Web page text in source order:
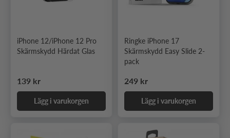
iPhone 12/iPhone 12 Pro
Skärmskydd Härdat Glas
Ordinarie pris
139 kr
Lägg i varukorgen
Ringke iPhone 17
Skärmskydd Easy Slide 2-
pack
Ordinarie pris
249 kr
Lägg i varukorgen